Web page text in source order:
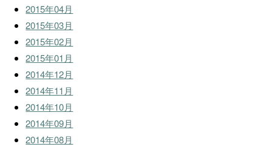
2015年04月
2015年03月
2015年02月
2015年01月
2014年12月
2014年11月
2014年10月
2014年09月
2014年08月